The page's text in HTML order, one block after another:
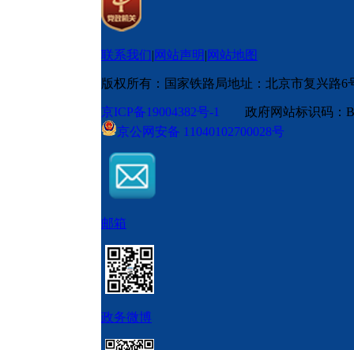
联系我们|网站声明|网站地图
版权所有：国家铁路局地址：北京市复兴路6
京ICP备19004382号-1
政府网站标识码
京公网安备 11040102700028号
邮箱
政务微博